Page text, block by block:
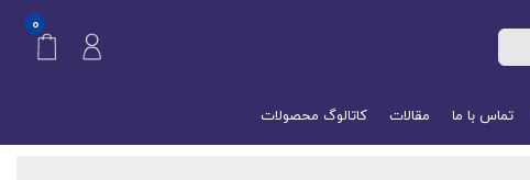
۰
تماس با ما مقالات کاتالوگ محصولات